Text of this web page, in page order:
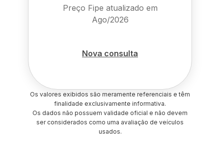
Preço Fipe atualizado em
Ago/2026
Nova consulta
Os valores exibidos são meramente referenciais e têm
finalidade exclusivamente informativa.
Os dados não possuem validade oficial e não devem
ser considerados como uma avaliação de veículos
usados.